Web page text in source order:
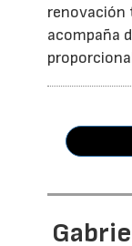
renovación
acompaña